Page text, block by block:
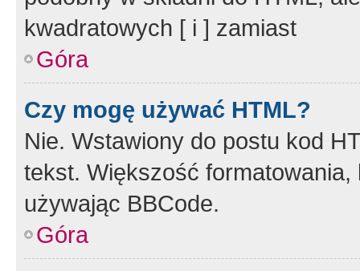
kwadratowych [ i ] zamiast
Góra
Czy mogę używać HTML?
Nie. Wstawiony do postu kod
tekst. Większość
używając BBCode.
Góra